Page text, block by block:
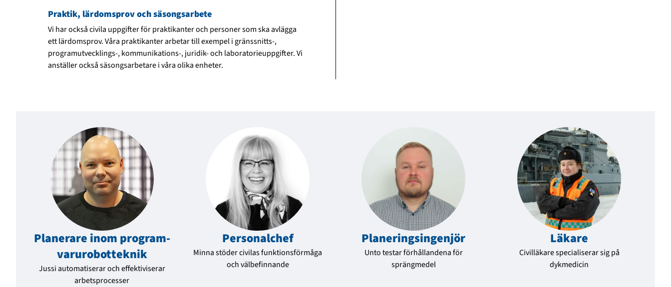
Praktik, lärdomsprov och säsongsarbete
Vi har också civila uppgifter för praktikanter och personer som ska avlägga
ett lärdomsprov. Våra praktikanter arbetar till exempel i gränssnitts-,
programutvecklings-, kommunikations-, juridik- och laboratorieuppgifter. Vi
anställer också säsongsarbetare i våra olika enheter.
Planerare inom program­
varu­robot­teknik
Jussi automatiserar och effektiviserar
arbetsprocesser
Personalchef
Minna stöder civilas funktionsförmåga
och välbefinnande
Planerings­ingenjör
Unto testar förhållandena för
sprängmedel
Läkare
Civilläkare specialiserar sig på
dykmedicin